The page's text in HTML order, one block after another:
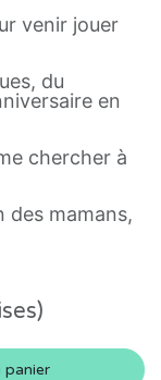
venir jouer
du
en
chercher à
des mamans,
panier